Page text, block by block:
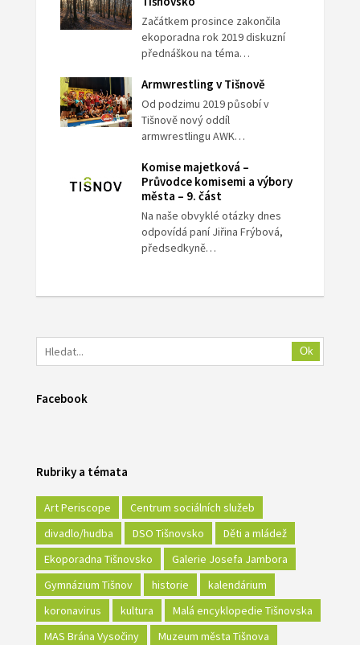
Začátkem prosince zakončila
ekoporadna rok 2019 diskuzní
přednáškou na téma…
Armwrestling v Tišnově
Od podzimu 2019 působí v
Tišnově nový oddíl
armwrestlingu AWK…
Komise majetková –
Průvodce komisemi a výbory
města – 9. část
Na naše obvyklé otázky dnes
odpovídá paní Jiřina Frýbová,
předsedkyně…
Ok
Facebook
Rubriky a témata
Art Periscope
Centrum sociálních služeb
divadlo/hudba
DSO Tišnovsko
Děti a mládež
Ekoporadna Tišnovsko
Galerie Josefa Jambora
Gymnázium Tišnov
historie
kalendárium
koronavirus
kultura
Malá encyklopedie Tišnovska
MAS Brána Vysočiny
Muzeum města Tišnova